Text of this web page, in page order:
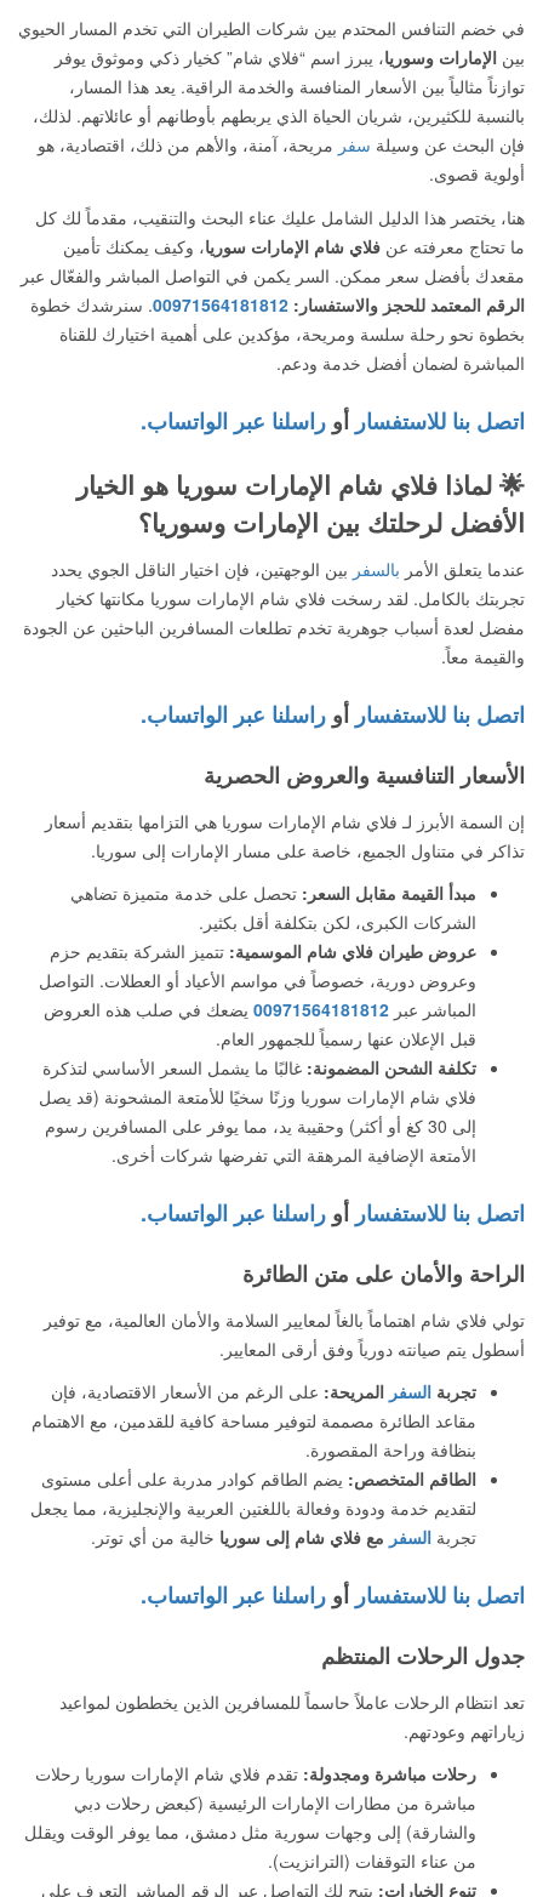
في خضم التنافس المحتدم بين شركات الطيران التي تخدم المسار الحيوي
بين الإمارات وسوريا، يبرز اسم “فلاي شام” كخيار ذكي وموثوق يوفر
توازناً مثالياً بين الأسعار المنافسة والخدمة الراقية. يعد هذا المسار،
بالنسبة للكثيرين، شريان الحياة الذي يربطهم بأوطانهم أو عائلاتهم. لذلك،
فإن البحث عن وسيلة سفر مريحة، آمنة، والأهم من ذلك، اقتصادية، هو
أولوية قصوى.
هنا، يختصر هذا الدليل الشامل عليك عناء البحث والتنقيب، مقدماً لك كل
ما تحتاج معرفته عن فلاي شام الإمارات سوريا، وكيف يمكنك تأمين
مقعدك بأفضل سعر ممكن. السر يكمن في التواصل المباشر والفعّال عبر
الرقم المعتمد للحجز والاستفسار: 00971564181812. سنرشدك خطوة
بخطوة نحو رحلة سلسة ومريحة، مؤكدين على أهمية اختيارك للقناة
المباشرة لضمان أفضل خدمة ودعم.
اتصل بنا للاستفسار أو راسلنا عبر الواتساب.
🌟 لماذا فلاي شام الإمارات سوريا هو الخيار
الأفضل لرحلتك بين الإمارات وسوريا؟
عندما يتعلق الأمر بالسفر بين الوجهتين، فإن اختيار الناقل الجوي يحدد
تجربتك بالكامل. لقد رسخت فلاي شام الإمارات سوريا مكانتها كخيار
مفضل لعدة أسباب جوهرية تخدم تطلعات المسافرين الباحثين عن الجودة
والقيمة معاً.
اتصل بنا للاستفسار أو راسلنا عبر الواتساب.
الأسعار التنافسية والعروض الحصرية
إن السمة الأبرز لـ فلاي شام الإمارات سوريا هي التزامها بتقديم أسعار
تذاكر في متناول الجميع، خاصة على مسار الإمارات إلى سوريا.
مبدأ القيمة مقابل السعر: تحصل على خدمة متميزة تضاهي
الشركات الكبرى، لكن بتكلفة أقل بكثير.
عروض طيران فلاي شام الموسمية: تتميز الشركة بتقديم حزم
وعروض دورية، خصوصاً في مواسم الأعياد أو العطلات. التواصل
المباشر عبر 00971564181812 يضعك في صلب هذه العروض
قبل الإعلان عنها رسمياً للجمهور العام.
تكلفة الشحن المضمونة: غالبًا ما يشمل السعر الأساسي لتذكرة
فلاي شام الإمارات سوريا وزنًا سخيًا للأمتعة المشحونة (قد يصل
إلى 30 كغ أو أكثر) وحقيبة يد، مما يوفر على المسافرين رسوم
الأمتعة الإضافية المرهقة التي تفرضها شركات أخرى.
اتصل بنا للاستفسار أو راسلنا عبر الواتساب.
الراحة والأمان على متن الطائرة
تولي فلاي شام اهتماماً بالغاً لمعايير السلامة والأمان العالمية، مع توفير
أسطول يتم صيانته دورياً وفق أرقى المعايير.
تجربة السفر المريحة: على الرغم من الأسعار الاقتصادية، فإن
مقاعد الطائرة مصممة لتوفير مساحة كافية للقدمين، مع الاهتمام
بنظافة وراحة المقصورة.
الطاقم المتخصص: يضم الطاقم كوادر مدربة على أعلى مستوى
لتقديم خدمة ودودة وفعالة باللغتين العربية والإنجليزية، مما يجعل
تجربة السفر مع فلاي شام إلى سوريا خالية من أي توتر.
اتصل بنا للاستفسار أو راسلنا عبر الواتساب.
جدول الرحلات المنتظم
تعد انتظام الرحلات عاملاً حاسماً للمسافرين الذين يخططون لمواعيد
زياراتهم وعودتهم.
رحلات مباشرة ومجدولة: تقدم فلاي شام الإمارات سوريا رحلات
مباشرة من مطارات الإمارات الرئيسية (كبعض رحلات دبي
والشارقة) إلى وجهات سورية مثل دمشق، مما يوفر الوقت ويقلل
من عناء التوقفات (الترانزيت).
تنوع الخيارات: يتيح لك التواصل عبر الرقم المباشر التعرف على